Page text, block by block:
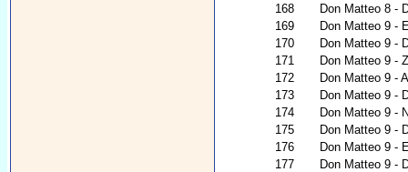
168
Don Matteo 8 -
169
Don Matteo 9 -
170
Don Matteo 9 -
171
Don Matteo 9 -
172
Don Matteo 9 -
173
Don Matteo 9 -
174
Don Matteo 9 -
175
Don Matteo 9 -
176
Don Matteo 9 -
177
Don Matteo 9 -